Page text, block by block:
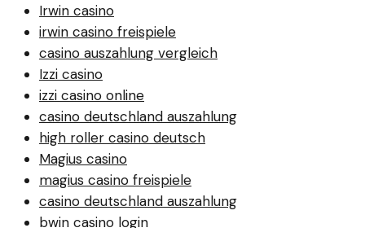
Irwin casino
irwin casino freispiele
casino auszahlung vergleich
Izzi casino
izzi casino online
casino deutschland auszahlung
high roller casino deutsch
Magius casino
magius casino freispiele
casino deutschland auszahlung
bwin casino login